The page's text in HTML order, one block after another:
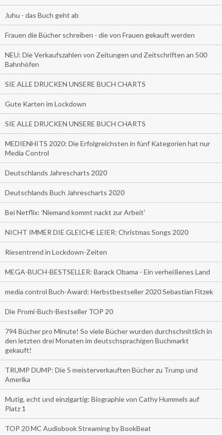
Juhu - das Buch geht ab
Frauen die Bücher schreiben - die von Frauen gekauft werden
NEU: Die Verkaufszahlen von Zeitungen und Zeitschriften an 500
Bahnhöfen
SIE ALLE DRUCKEN UNSERE BUCH CHARTS
Gute Karten im Lockdown
SIE ALLE DRUCKEN UNSERE BUCH CHARTS
MEDIENHITS 2020: Die Erfolgreichsten in fünf Kategorien hat nur
Media Control
Deutschlands Jahrescharts 2020
Deutschlands Buch Jahrescharts 2020
Bei Netflix: 'Niemand kommt nackt zur Arbeit'
NICHT IMMER DIE GLEICHE LEIER: Christmas Songs 2020
Riesentrend in Lockdown-Zeiten
MEGA-BUCH-BESTSELLER: Barack Obama - Ein verheißenes Land
media control Buch-Award: Herbstbestseller 2020 Sebastian Fitzek
Die Promi-Buch-Bestseller TOP 20
794 Bücher pro Minute! So viele Bücher wurden durchschnittlich in
den letzten drei Monaten im deutschsprachigen Buchmarkt
gekauft!
TRUMP DUMP: Die 5 meisterverkauften Bücher zu Trump und
Amerika
Mutig, echt und einzigartig: Biographie von Cathy Hummels auf
Platz 1
TOP 20 MC Audiobook Streaming by BookBeat